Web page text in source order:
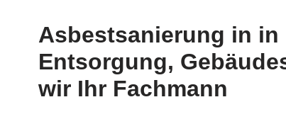
Asbestsanierung in
Entsorgung,
wir Ihr Fachmann